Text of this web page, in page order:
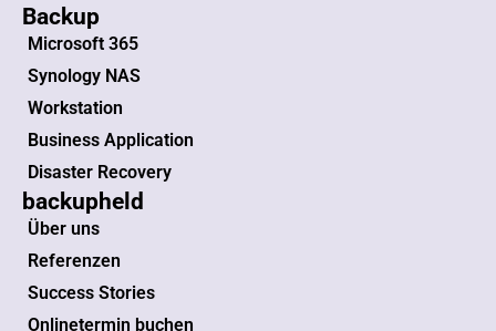
Backup
Microsoft 365
Synology NAS
Workstation
Business Application
Disaster Recovery
backupheld
Über uns
Referenzen
Success Stories
Onlinetermin buchen